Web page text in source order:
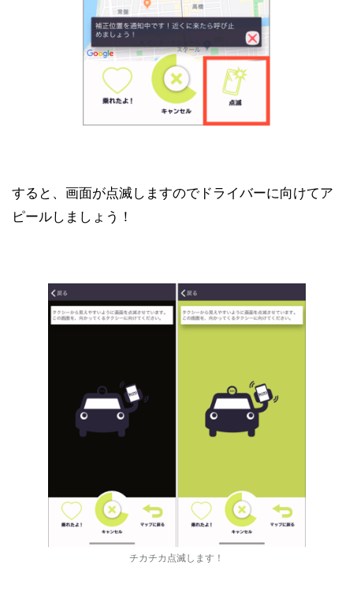
すると、画面が点滅しますのでドライバーに向けてア
ピールしましょう！
チカチカ点滅します！